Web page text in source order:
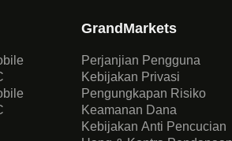
GrandMarkets
Perjanjian Pengguna
Kebijakan Privasi
Pengungkapan Risiko
Keamanan Dana
Kebijakan Anti Pencucian